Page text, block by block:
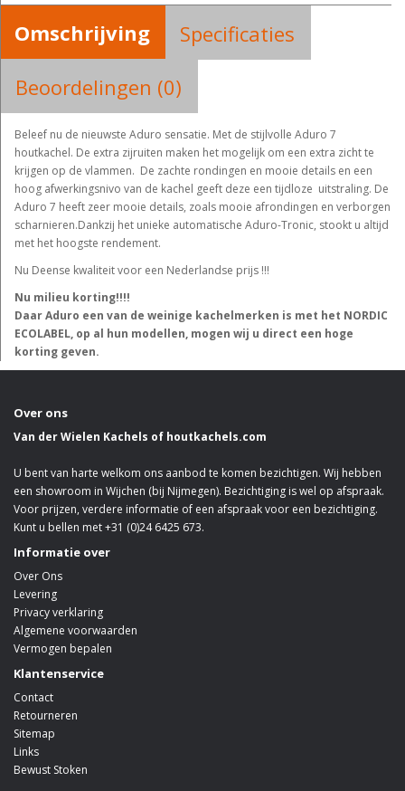
Omschrijving
Specificaties
Beoordelingen (0)
Beleef nu de nieuwste Aduro sensatie. Met de stijlvolle Aduro 7
houtkachel. De extra zijruiten maken het mogelijk om een extra zicht te
krijgen op de vlammen. De zachte rondingen en mooie details en een
hoog afwerkingsnivo van de kachel geeft deze een tijdloze uitstraling. De
Aduro 7 heeft zeer mooie details, zoals mooie afrondingen en verborgen
scharnieren.Dankzij het unieke automatische Aduro-Tronic, stookt u altijd
met het hoogste rendement.
Nu Deense kwaliteit voor een Nederlandse prijs !!!
Nu milieu korting!!!!
Daar Aduro een van de weinige kachelmerken is met het NORDIC
ECOLABEL, op al hun modellen, mogen wij u direct een hoge
korting geven.
Over ons
Van der Wielen Kachels of houtkachels.com
U bent van harte welkom ons aanbod te komen bezichtigen. Wij hebben
een showroom in Wijchen (bij Nijmegen). Bezichtiging is wel op afspraak.
Voor prijzen, verdere informatie of een afspraak voor een bezichtiging.
Kunt u bellen met +31 (0)24 6425 673.
Informatie over
Over Ons
Levering
Privacy verklaring
Algemene voorwaarden
Vermogen bepalen
Klantenservice
Contact
Retourneren
Sitemap
Links
Bewust Stoken